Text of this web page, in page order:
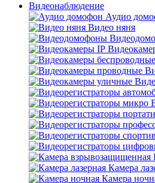
Видеонаблюдение
Аудио
Видео няня
Камера
Камера